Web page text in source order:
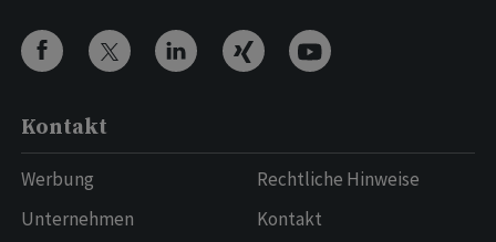
Kontakt
Werbung
Unternehmen
Rechtliche Hinweise
Kontakt